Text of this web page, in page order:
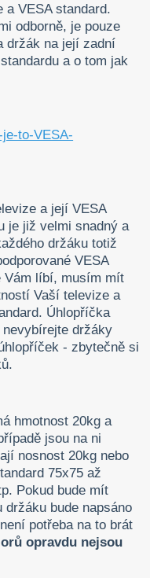
VESA standard.
odborně, je pouze
držák na její zadní
a o tom jak
to-VESA-
a její VESA
je již velmi snadný a
držáku totiž
VESA
Vám líbí, musím mít
Vaší televize a
Úhlopříčka
držáky
- zbytečně si
hmotnost 20kg a
jsou na ni
nosnost 20kg nebo
75x75 až
Pokud bude mít
bude napsáno
potřeba na to brát
opravdu nejsou